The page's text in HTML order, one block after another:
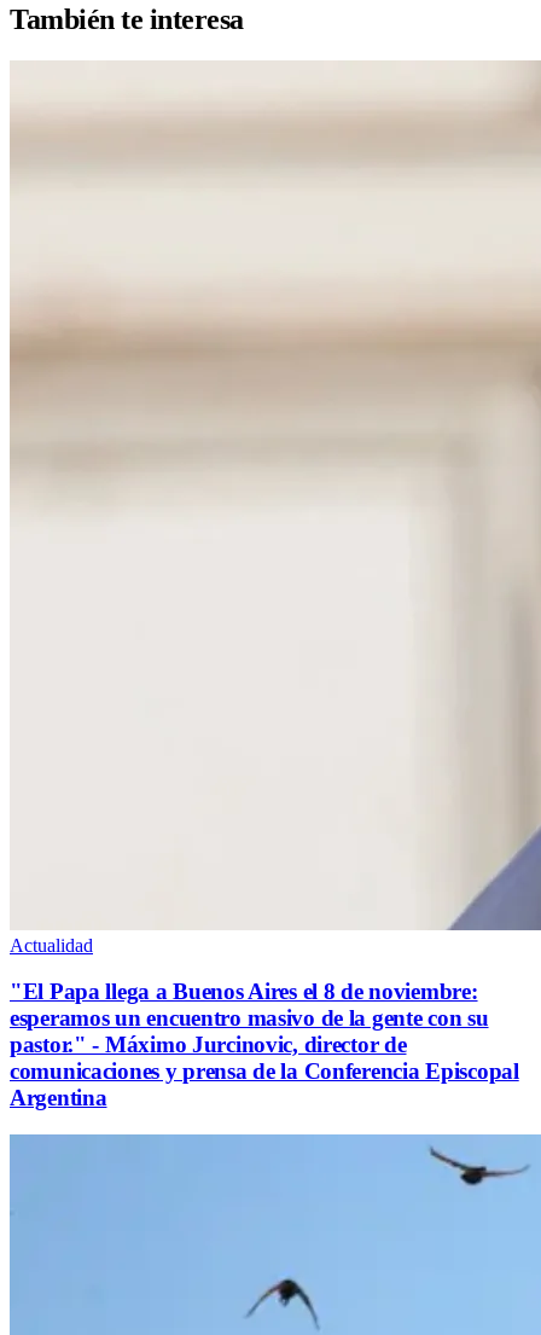
También te interesa
Actualidad
"El Papa llega a Buenos Aires el 8 de noviembre:
esperamos un encuentro masivo de la gente con su
pastor." - Máximo Jurcinovic, director de
comunicaciones y prensa de la Conferencia Episcopal
Argentina